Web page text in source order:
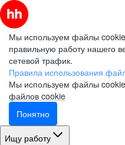
Мы используем файлы
правильную работу нашего
сетевой трафик.
Правила использования
Мы используем файлы
файлов cookie
Понятно
Ищу работу